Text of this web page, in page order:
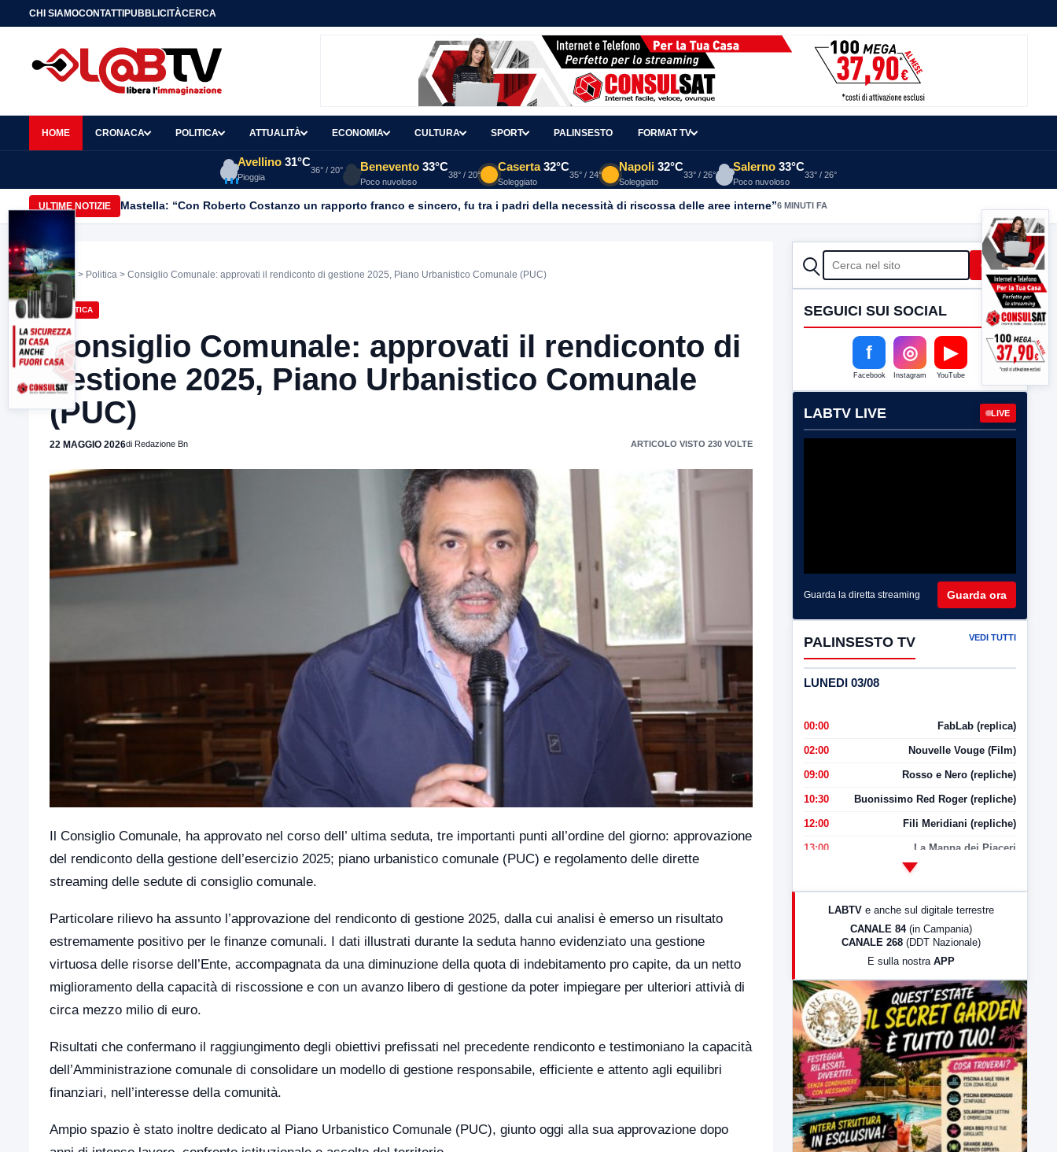
CHI SIAMOCONTATTIPUBBLICITÀCERCA
HOME CRONACA POLITICA ATTUALITÀ ECONOMIA CULTURA SPORT PALINSESTO FORMAT TV
Avellino 31°C
Pioggia
36° / 20° Benevento 33°C
Poco nuvoloso
38° / 20°
Caserta 32°C
Soleggiato
35° / 24°
Napoli 32°C
Soleggiato
33° / 26°
Salerno 33°C
Poco nuvoloso
33° / 26°
ULTIME NOTIZIE Mastella: “Con Roberto Costanzo un rapporto franco e sincero, fu tra i padri della necessità di riscossa delle aree interne”6 MINUTI FA
Home > Politica > Consiglio Comunale: approvati il rendiconto di gestione 2025, Piano Urbanistico Comunale (PUC)
POLITICA
Consiglio Comunale: approvati il rendiconto di
gestione 2025, Piano Urbanistico Comunale
(PUC)
22 MAGGIO 2026di Redazione Bn ARTICOLO VISTO 230 VOLTE
Il Consiglio Comunale, ha approvato nel corso dell’ ultima seduta, tre importanti punti all’ordine del giorno: approvazione
del rendiconto della gestione dell’esercizio 2025; piano urbanistico comunale (PUC) e regolamento delle dirette
streaming delle sedute di consiglio comunale.
Particolare rilievo ha assunto l’approvazione del rendiconto di gestione 2025, dalla cui analisi è emerso un risultato
estremamente positivo per le finanze comunali. I dati illustrati durante la seduta hanno evidenziato una gestione
virtuosa delle risorse dell’Ente, accompagnata da una diminuzione della quota di indebitamento pro capite, da un netto
miglioramento della capacità di riscossione e con un avanzo libero di gestione da poter impiegare per ulteriori attivià di
circa mezzo milio di euro.
Risultati che confermano il raggiungimento degli obiettivi prefissati nel precedente rendiconto e testimoniano la capacità
dell’Amministrazione comunale di consolidare un modello di gestione responsabile, efficiente e attento agli equilibri
finanziari, nell’interesse della comunità.
Ampio spazio è stato inoltre dedicato al Piano Urbanistico Comunale (PUC), giunto oggi alla sua approvazione dopo
CERCA Cerca
SEGUICI SUI SOCIAL
f
Facebook
◎
Instagram
▶
YouTube
LABTV LIVE LIVE
Guarda la diretta streaming Guarda ora
PALINSESTO TV VEDI TUTTI
LUNEDI 03/08
00:00 FabLab (replica)
02:00 Nouvelle Vouge (Film)
09:00 Rosso e Nero (repliche)
10:30 Buonissimo Red Roger (repliche)
12:00 Fili Meridiani (repliche)
13:00 La Mappa dei Piaceri
LabNews (Diretta)
23:00 LabNews (replica)
LABTV e anche sul digitale terrestre
CANALE 84 (in Campania)
CANALE 268 (DDT Nazionale)
E sulla nostra APP